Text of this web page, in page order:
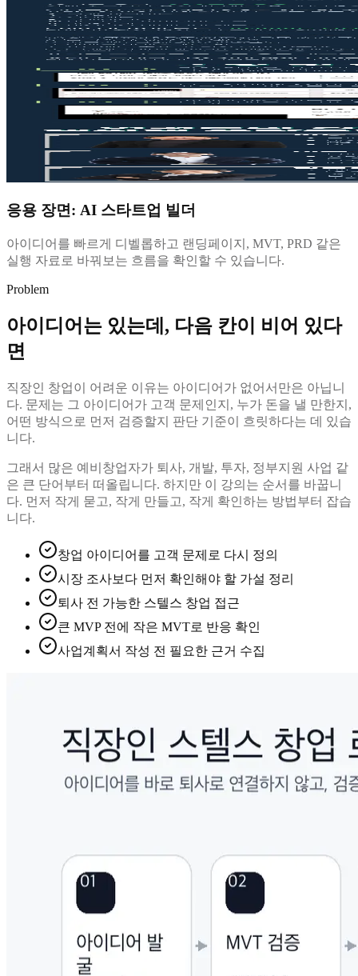
응용 장면: AI 스타트업 빌더
아이디어를 빠르게 디벨롭하고 랜딩페이지, MVT, PRD 같은
실행 자료로 바꿔보는 흐름을 확인할 수 있습니다.
Problem
아이디어는 있는데, 다음 칸이 비어 있다
면
직장인 창업이 어려운 이유는 아이디어가 없어서만은 아닙니
다. 문제는 그 아이디어가 고객 문제인지, 누가 돈을 낼 만한지,
어떤 방식으로 먼저 검증할지 판단 기준이 흐릿하다는 데 있습
니다.
그래서 많은 예비창업자가 퇴사, 개발, 투자, 정부지원 사업 같
은 큰 단어부터 떠올립니다. 하지만 이 강의는 순서를 바꿉니
다. 먼저 작게 묻고, 작게 만들고, 작게 확인하는 방법부터 잡습
니다.
창업 아이디어를 고객 문제로 다시 정의
시장 조사보다 먼저 확인해야 할 가설 정리
퇴사 전 가능한 스텔스 창업 접근
큰 MVP 전에 작은 MVT로 반응 확인
사업계획서 작성 전 필요한 근거 수집